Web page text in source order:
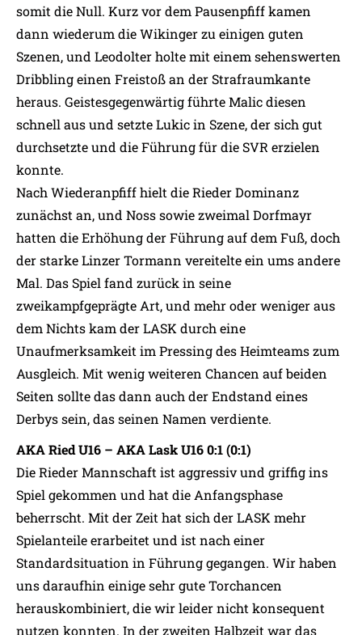
somit die Null. Kurz vor dem Pausenpfiff kamen
dann wiederum die Wikinger zu einigen guten
Szenen, und Leodolter holte mit einem sehenswerten
Dribbling einen Freistoß an der Strafraumkante
heraus. Geistesgegenwärtig führte Malic diesen
schnell aus und setzte Lukic in Szene, der sich gut
durchsetzte und die Führung für die SVR erzielen
konnte.
Nach Wiederanpfiff hielt die Rieder Dominanz
zunächst an, und Noss sowie zweimal Dorfmayr
hatten die Erhöhung der Führung auf dem Fuß, doch
der starke Linzer Tormann vereitelte ein ums andere
Mal. Das Spiel fand zurück in seine
zweikampfgeprägte Art, und mehr oder weniger aus
dem Nichts kam der LASK durch eine
Unaufmerksamkeit im Pressing des Heimteams zum
Ausgleich. Mit wenig weiteren Chancen auf beiden
Seiten sollte das dann auch der Endstand eines
Derbys sein, das seinen Namen verdiente.
AKA Ried U16 – AKA Lask U16 0:1 (0:1)
Die Rieder Mannschaft ist aggressiv und griffig ins
Spiel gekommen und hat die Anfangsphase
beherrscht. Mit der Zeit hat sich der LASK mehr
Spielanteile erarbeitet und ist nach einer
Standardsituation in Führung gegangen. Wir haben
uns daraufhin einige sehr gute Torchancen
herauskombiniert, die wir leider nicht konsequent
nutzen konnten. In der zweiten Halbzeit war das